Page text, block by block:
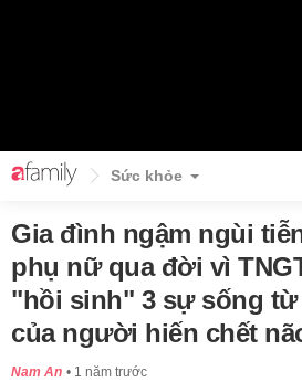
Sức khỏe
Gia đình ngậm ngùi
phụ nữ qua đời vì
"hồi sinh" 3 sự sống từ
của người hiến chết
Nam An 1 năm trước